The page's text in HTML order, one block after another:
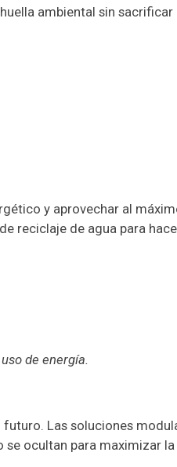
ambiental sin sacrificar
y aprovechar al
reciclaje de agua para
de energía.
Las soluciones
ocultan para maximizar